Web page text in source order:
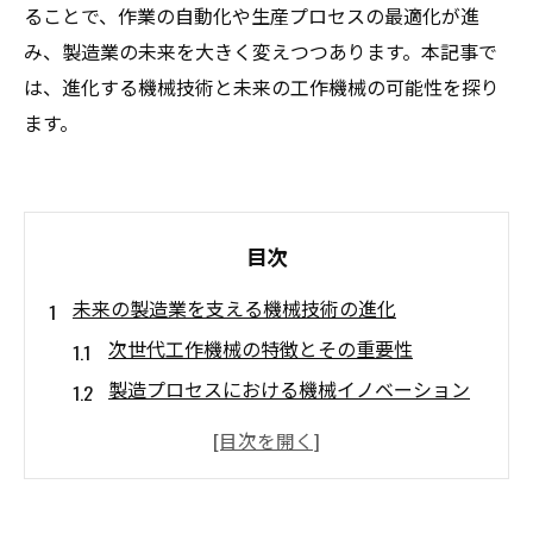
ることで、作業の自動化や生産プロセスの最適化が進
み、製造業の未来を大きく変えつつあります。本記事で
は、進化する機械技術と未来の工作機械の可能性を探り
ます。
目次
未来の製造業を支える機械技術の進化
次世代工作機械の特徴とその重要性
製造プロセスにおける機械イノベーション